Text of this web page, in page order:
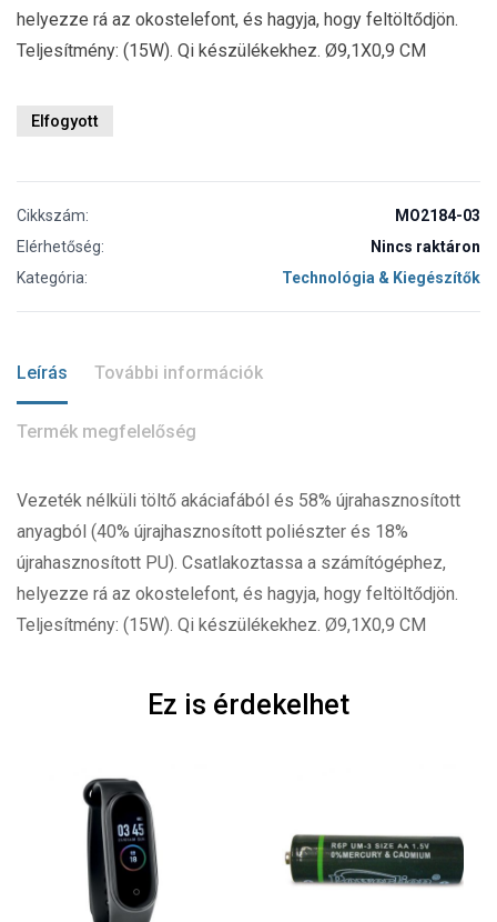
helyezze rá az okostelefont, és hagyja, hogy feltöltődjön.
Teljesítmény: (15W). Qi készülékekhez. Ø9,1X0,9 CM
Elfogyott
Cikkszám:
MO2184-03
Elérhetőség:
Nincs raktáron
Kategória:
Technológia & Kiegészítők
Leírás További információk
Termék megfelelőség
Vezeték nélküli töltő akáciafából és 58% újrahasznosított
anyagból (40% újrajhasznosított poliészter és 18%
újrahasznosított PU). Csatlakoztassa a számítógéphez,
helyezze rá az okostelefont, és hagyja, hogy feltöltődjön.
Teljesítmény: (15W). Qi készülékekhez. Ø9,1X0,9 CM
Ez is érdekelhet